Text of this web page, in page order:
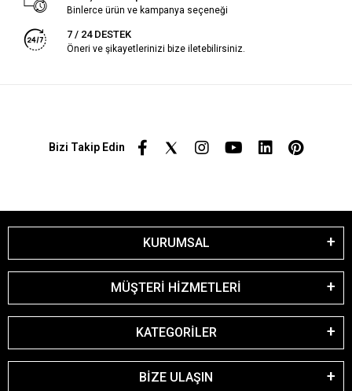
Binlerce ürün ve kampanya seçeneği
7 / 24 DESTEK
Öneri ve şikayetlerinizi bize iletebilirsiniz.
Bizi Takip Edin
KURUMSAL
MÜŞTERİ HİZMETLERİ
KATEGORİLER
BİZE ULAŞIN